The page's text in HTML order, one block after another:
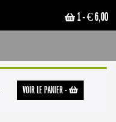
1- € 6,00
VOIR LE PANIER-